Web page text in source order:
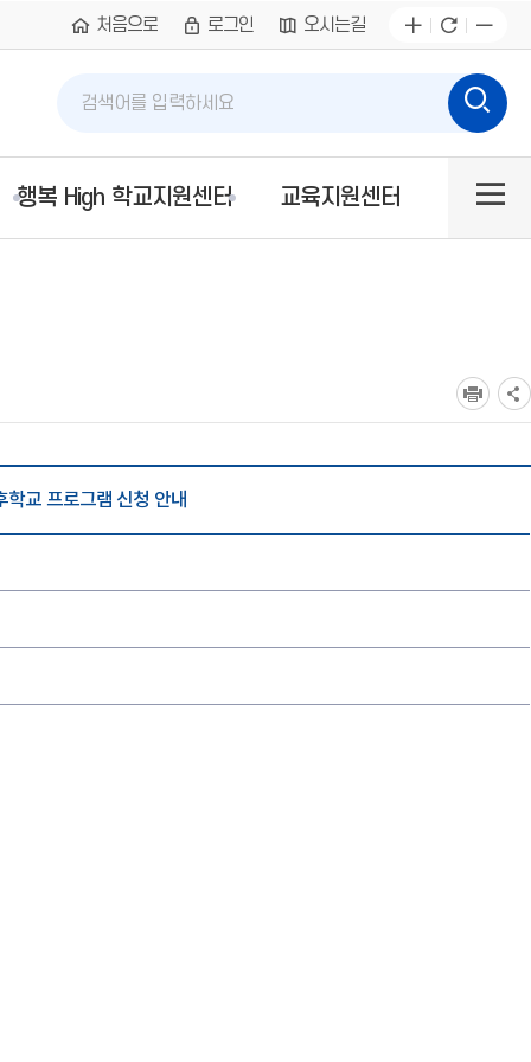
처음으로 로그인 오시는길
어
입
력
검
색
행복 High 학교지원센터 교육지원센터
사이
교 프로그램 신청 안내